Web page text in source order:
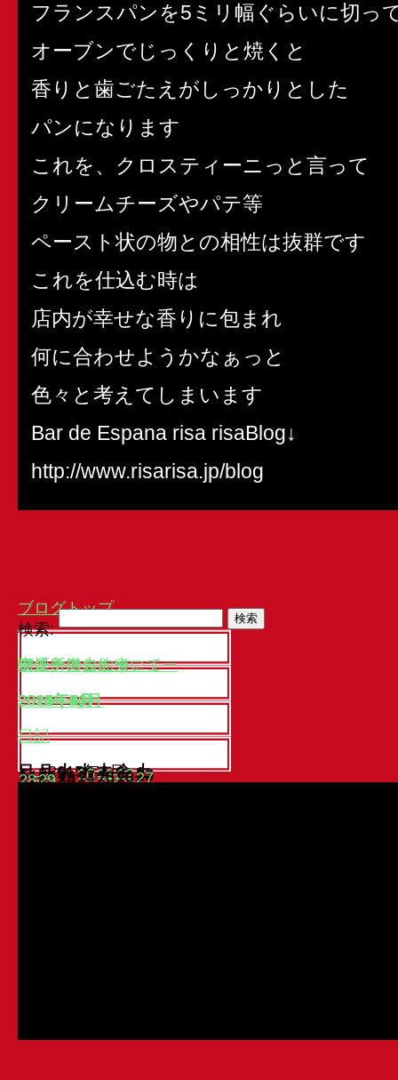
フランスパンを5ミリ幅ぐらいに切っ
オーブンでじっくりと焼くと
香りと歯ごたえがしっかりとした
パンになります
これを、クロスティーニっと言って
クリームチーズやパテ等
ペースト状の物との相性は抜群です
これを仕込む時は
店内が幸せな香りに包まれ
何に合わせようかなぁっと
色々と考えてしまいます
Bar de Espana risa risaBlog↓
http://www.risarisa.jp/blog
ブログトップ
検索:
913
喫煙所撤去について
喫煙所のお約束
テイクアウトメニュー
ランチメニュー
2023年9月
2021年4月
2020年9月
2020年6月
2018年7月
2018年6月
2018年5月
2016年8月
2016年6月
2016年5月
2015年8月
2015年7月
2015年6月
2015年5月
2015年4月
2015年3月
2015年2月
2015年1月
2014年12月
2014年11月
2014年3月
2013年10月
2013年9月
2013年8月
2013年7月
2013年6月
日記
2015年6月
日 月 火 水 木 金 土
« 5月 7月 »
1 2 3 4 5 6
7 8 9 10111213
14151617181920
21222324252627
282930